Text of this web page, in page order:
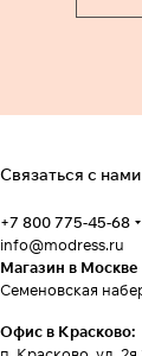
Связаться с нами
+7 800 775-45-68
info@modress.ru
Магазин в Москве
Семеновская
Офис в Красково: